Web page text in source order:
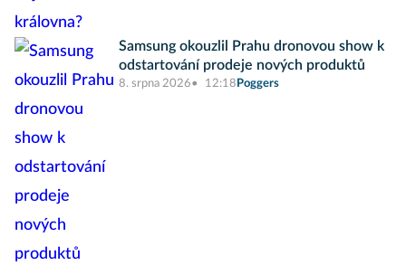
Samsung okouzlil Prahu dronovou show k
odstartování prodeje nových produktů
8. srpna 2026 12:18 Poggers